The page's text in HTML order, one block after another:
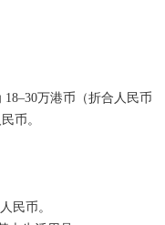
万港币（折合人民币
币。
民币。